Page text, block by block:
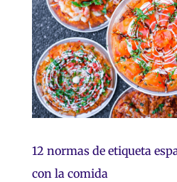
12 normas de etiqueta
con la comida